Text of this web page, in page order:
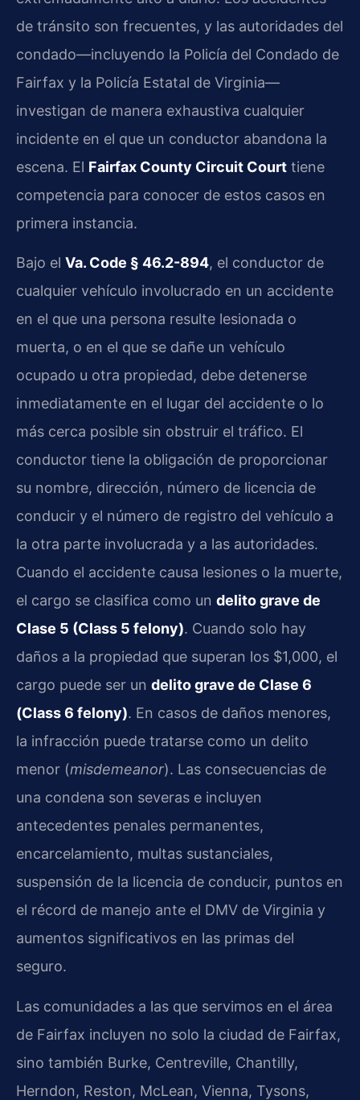
de tránsito son frecuentes, y las autoridades del
condado—incluyendo la Policía del Condado de
Fairfax y la Policía Estatal de Virginia—
investigan de manera exhaustiva cualquier
incidente en el que un conductor abandona la
escena. El Fairfax County Circuit Court tiene
competencia para conocer de estos casos en
primera instancia.
Bajo el Va. Code § 46.2-894, el conductor de
cualquier vehículo involucrado en un accidente
en el que una persona resulte lesionada o
muerta, o en el que se dañe un vehículo
ocupado u otra propiedad, debe detenerse
inmediatamente en el lugar del accidente o lo
más cerca posible sin obstruir el tráfico. El
conductor tiene la obligación de proporcionar
su nombre, dirección, número de licencia de
conducir y el número de registro del vehículo a
la otra parte involucrada y a las autoridades.
Cuando el accidente causa lesiones o la muerte,
el cargo se clasifica como un delito grave de
Clase 5 (Class 5 felony). Cuando solo hay
daños a la propiedad que superan los $1,000, el
cargo puede ser un delito grave de Clase 6
(Class 6 felony). En casos de daños menores,
la infracción puede tratarse como un delito
menor (misdemeanor). Las consecuencias de
una condena son severas e incluyen
antecedentes penales permanentes,
encarcelamiento, multas sustanciales,
suspensión de la licencia de conducir, puntos en
el récord de manejo ante el DMV de Virginia y
aumentos significativos en las primas del
seguro.
Las comunidades a las que servimos en el área
de Fairfax incluyen no solo la ciudad de Fairfax,
sino también Burke, Centreville, Chantilly,
Herndon, Reston, McLean, Vienna, Tysons,